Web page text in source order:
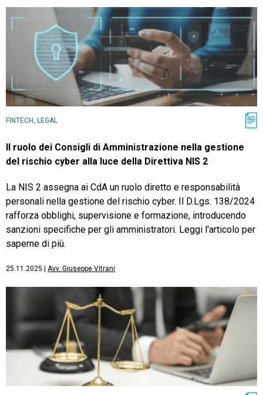
FINTECH, LEGAL
Il ruolo dei Consigli di Amministrazione nella gestione
del rischio cyber alla luce della Direttiva NIS 2
La NIS 2 assegna ai CdA un ruolo diretto e responsabilità
personali nella gestione del rischio cyber. Il D.Lgs. 138/2024
rafforza obblighi, supervisione e formazione, introducendo
sanzioni specifiche per gli amministratori. Leggi l'articolo per
saperne di più.
25.11.2025 Avv. Giuseppe Vitrani